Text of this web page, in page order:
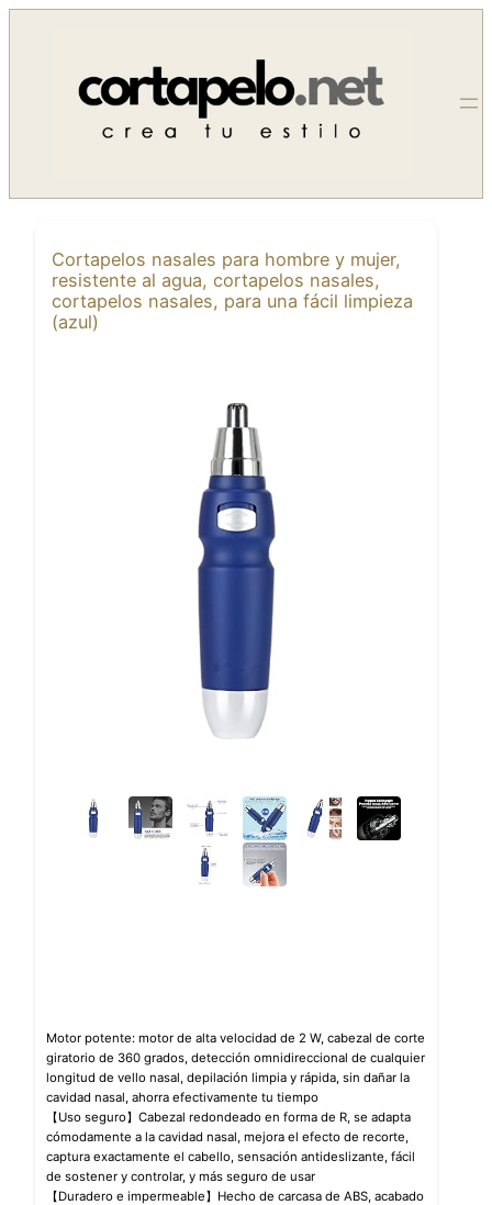
contenido
Cortapelos nasales para hombre y mujer,
resistente al agua, cortapelos nasales,
cortapelos nasales, para una fácil limpieza
(azul)
Motor potente: motor de alta velocidad de 2 W, cabezal de corte
giratorio de 360 grados, detección omnidireccional de cualquier
longitud de vello nasal, depilación limpia y rápida, sin dañar la
cavidad nasal, ahorra efectivamente tu tiempo
【Uso seguro】Cabezal redondeado en forma de R, se adapta
cómodamente a la cavidad nasal, mejora el efecto de recorte,
captura exactamente el cabello, sensación antideslizante, fácil
de sostener y controlar, y más seguro de usar
【Duradero e impermeable】Hecho de carcasa de ABS, acabado